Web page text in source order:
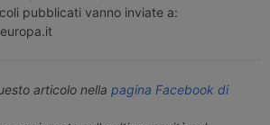
pubblicati vanno inviate a:
articolo nella pagina Facebook di